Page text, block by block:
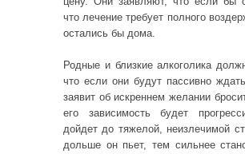
что лечение требует полного
остались бы дома.
Родные и близкие алкоголика
что если они будут пассивно
заявит об искреннем желании
его зависимость будет
дойдет до тяжелой, неизлечимой
дольше он пьет, тем сильнее